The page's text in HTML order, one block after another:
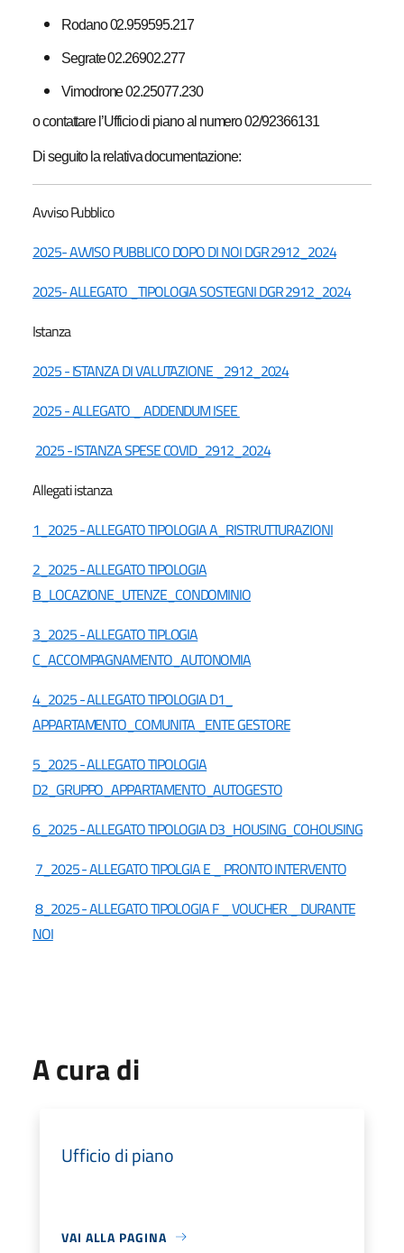
Rodano 02.959595.217
Segrate 02.26902.277
Vimodrone 02.25077.230
o contattare l’Ufficio di piano al numero 02/92366131
Di seguito la relativa documentazione:
Avviso Pubblico
2025- AVVISO PUBBLICO DOPO DI NOI DGR 2912_2024
2025- ALLEGATO _TIPOLOGIA SOSTEGNI DGR 2912_2024
Istanza
2025 - ISTANZA DI VALUTAZIONE _2912_2024
2025 - ALLEGATO _ ADDENDUM ISEE
2025 - ISTANZA SPESE COVID_2912_2024
Allegati istanza
1_2025 - ALLEGATO TIPOLOGIA A_RISTRUTTURAZIONI
2_2025 - ALLEGATO TIPOLOGIA
B_LOCAZIONE_UTENZE_CONDOMINIO
3_2025 - ALLEGATO TIPLOGIA
C_ACCOMPAGNAMENTO_AUTONOMIA
4_2025 - ALLEGATO TIPOLOGIA D1_
APPARTAMENTO_COMUNITA _ENTE GESTORE
5_2025 - ALLEGATO TIPOLOGIA
D2_GRUPPO_APPARTAMENTO_AUTOGESTO
6_2025 - ALLEGATO TIPOLOGIA D3_HOUSING_COHOUSING
7_2025 - ALLEGATO TIPOLGIA E _ PRONTO INTERVENTO
8_2025 - ALLEGATO TIPOLOGIA F _ VOUCHER _ DURANTE
NOI
A cura di
Ufficio di piano
VAI ALLA PAGINA